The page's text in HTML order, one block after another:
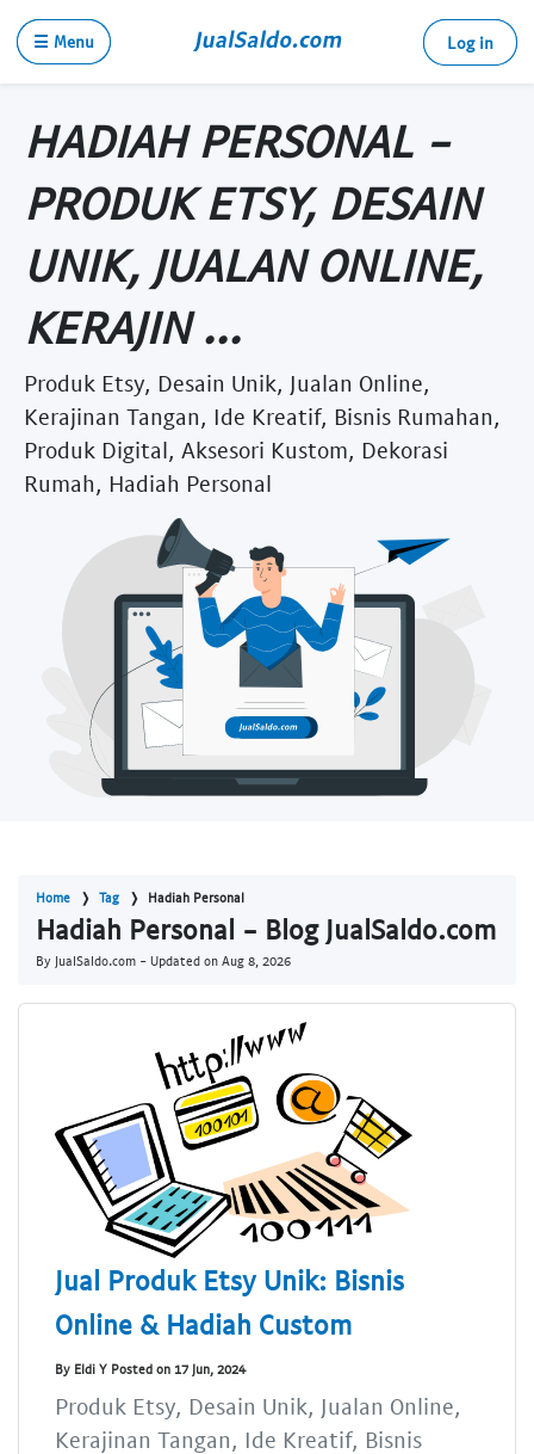
☰ Menu Log in
HADIAH PERSONAL -
PRODUK ETSY, DESAIN
UNIK, JUALAN ONLINE,
KERAJIN ...
Produk Etsy, Desain Unik, Jualan Online,
Kerajinan Tangan, Ide Kreatif, Bisnis Rumahan,
Produk Digital, Aksesori Kustom, Dekorasi
Rumah, Hadiah Personal
Home Tag Hadiah Personal
Hadiah Personal - Blog JualSaldo.com
By JualSaldo.com - Updated on Aug 8, 2026
Jual Produk Etsy Unik: Bisnis
Online & Hadiah Custom
By Eldi Y Posted on 17 Jun, 2024
Produk Etsy, Desain Unik, Jualan Online,
Kerajinan Tangan, Ide Kreatif, Bisnis